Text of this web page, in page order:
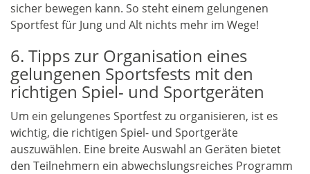
sicher bewegen kann. So steht einem gelungenen
Sportfest für Jung und Alt nichts mehr im Wege!
6. Tipps zur Organisation eines
gelungenen Sportsfests mit den
richtigen Spiel- und Sportgeräten
Um ein gelungenes Sportfest zu organisieren, ist es
wichtig, die richtigen Spiel- und Sportgeräte
auszuwählen. Eine breite Auswahl an Geräten bietet
den Teilnehmern ein abwechslungsreiches Programm